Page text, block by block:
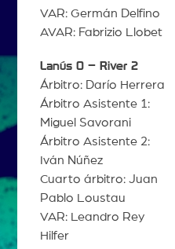
VAR: Germán Delfino
AVAR: Fabrizio Llobet
Lanús 0 – River 2
Árbitro: Darío Herrera
Árbitro Asistente 1:
Miguel Savorani
Árbitro Asistente 2:
Iván Núñez
Cuarto árbitro: Juan
Pablo Loustau
VAR: Leandro Rey
Hilfer